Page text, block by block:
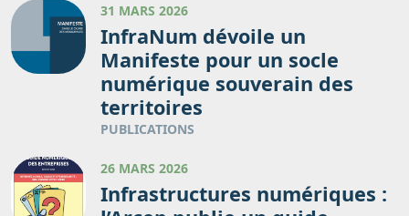
31 MARS 2026
InfraNum dévoile un
Manifeste pour un socle
numérique souverain des
territoires
PUBLICATIONS
26 MARS 2026
Infrastructures numériques :